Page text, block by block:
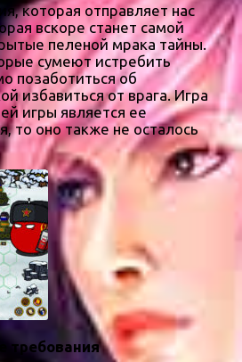
которая отправляет нас
вскоре станет самой
пеленой мрака тайны.
сумеют истребить
позаботиться об
избавиться от врага. Игра
игры является ее
то оно также не осталось
требования